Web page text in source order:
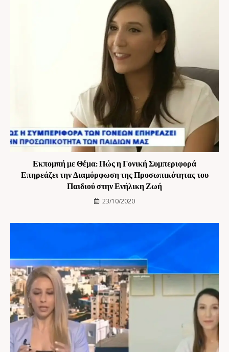
Εκπομπή με Θέμα: Πώς η Γονική Συμπεριφορά
Επηρεάζει την Διαμόρφωση της Προσωπικότητας του
Παιδιού στην Ενήλικη Ζωή
23/10/2020